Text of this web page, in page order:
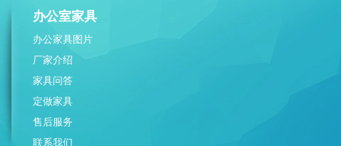
办公室家具
办公家具图片
厂家介绍
家具问答
定做家具
售后服务
联系我们